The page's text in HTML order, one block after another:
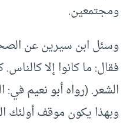
ومجتمعين.
وسئل ابن سيرين عن
فقال: ما كانوا إلا
الشعر. (رواه أبو نعيم في:
وبهذا يكون موقف أولئك